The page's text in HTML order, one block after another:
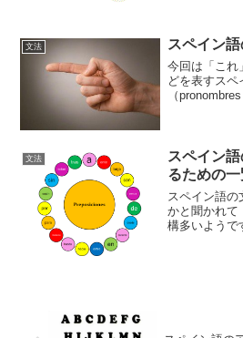
文法 スペイン語
今回は「これ
どを表すスペ
（
文法
スペイン
るための
スペイン語の
かと聞かれて
構多いようで